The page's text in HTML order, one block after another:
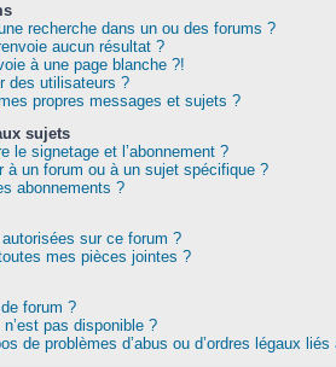
recherche dans un ou des forums ?
aucun résultat ?
à une page blanche ?!
des utilisateurs ?
propres messages et sujets ?
sujets
le signetage et l’abonnement ?
à un forum ou à un sujet spécifique ?
abonnements ?
sur ce forum ?
mes pièces jointes ?
forum ?
pas disponible ?
de problèmes d’abus ou d’ordres légaux